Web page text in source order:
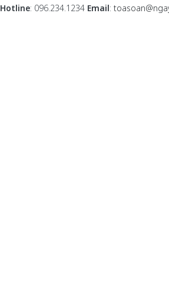
Hotline: 096.234.1234 Email: